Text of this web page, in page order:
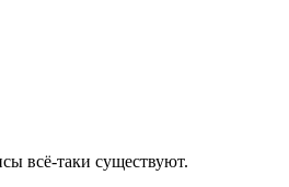
всё-таки существуют.